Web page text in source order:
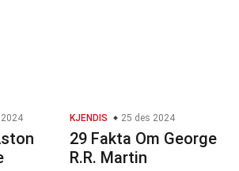
KJENDIS 25 des 2024
29 Fakta Om George
R.R. Martin